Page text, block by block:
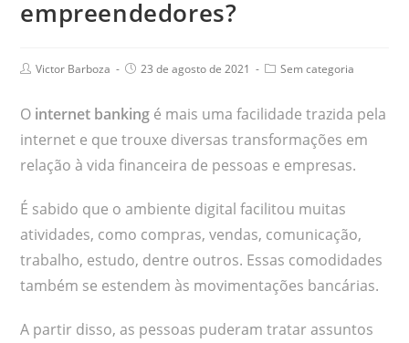
empreendedores?
Victor Barboza 23 de agosto de 2021 Sem categoria
O internet banking é mais uma facilidade trazida pela
internet e que trouxe diversas transformações em
relação à vida financeira de pessoas e empresas.
É sabido que o ambiente digital facilitou muitas
atividades, como compras, vendas, comunicação,
trabalho, estudo, dentre outros. Essas comodidades
também se estendem às movimentações bancárias.
A partir disso, as pessoas puderam tratar assuntos